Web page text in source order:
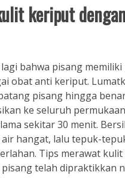
keriput
bahwa pisang
obat anti keriput.
pisang hingga
ke seluruh
sekitar 30 menit.
hangat, lalu tepuk-
Tips merawat
telah dipraktikkan